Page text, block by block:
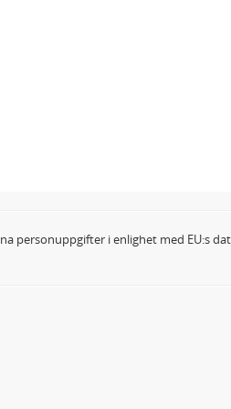
personuppgifter i enlighet med EU:s